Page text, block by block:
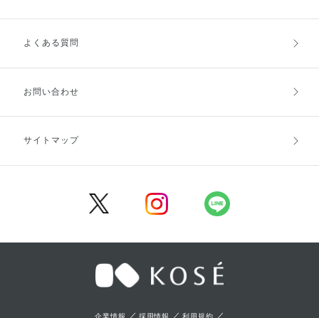
ご利用ガイドトップ
お支払方法
キャンセル・返品・交換
よくある質問
お問い合わせ
サイトマップ
企業情報 ／ 採用情報 ／利用規約 ／